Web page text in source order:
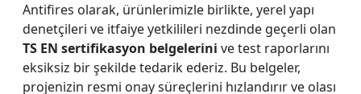
Antifires olarak, ürünlerimizle birlikte, yerel yapı
denetçileri ve itfaiye yetkilileri nezdinde geçerli olan
TS EN sertifikasyon belgelerini ve test raporlarını
eksiksiz bir şekilde tedarik ederiz. Bu belgeler,
projenizin resmi onay süreçlerini hızlandırır ve olası